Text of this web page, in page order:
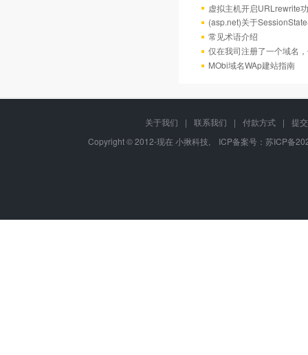
虚拟主机开启URLrewrite
(asp.net)关于
常见术语介绍
仅在我司注册了一个域名
MObi域名WAp建站指南
关于我们 | 联系我们 | 付款方式 |
提
Copyright © 2012-现在 小揪科技, ICP备案号： 苏ICP备